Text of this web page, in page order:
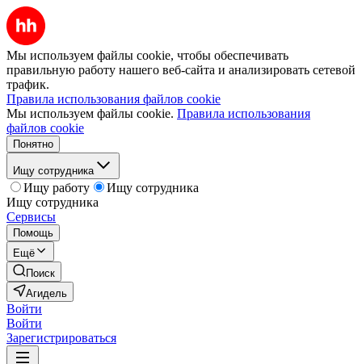
Мы используем файлы cookie, чтобы обеспечивать
правильную работу нашего веб-сайта и анализировать сетевой
трафик.
Правила использования файлов cookie
Мы используем файлы cookie. Правила использования
файлов cookie
Понятно
Ищу сотрудника
Ищу работу
Ищу сотрудника
Ищу сотрудника
Сервисы
Помощь
Ещё
Поиск
Агидель
Войти
Войти
Зарегистрироваться